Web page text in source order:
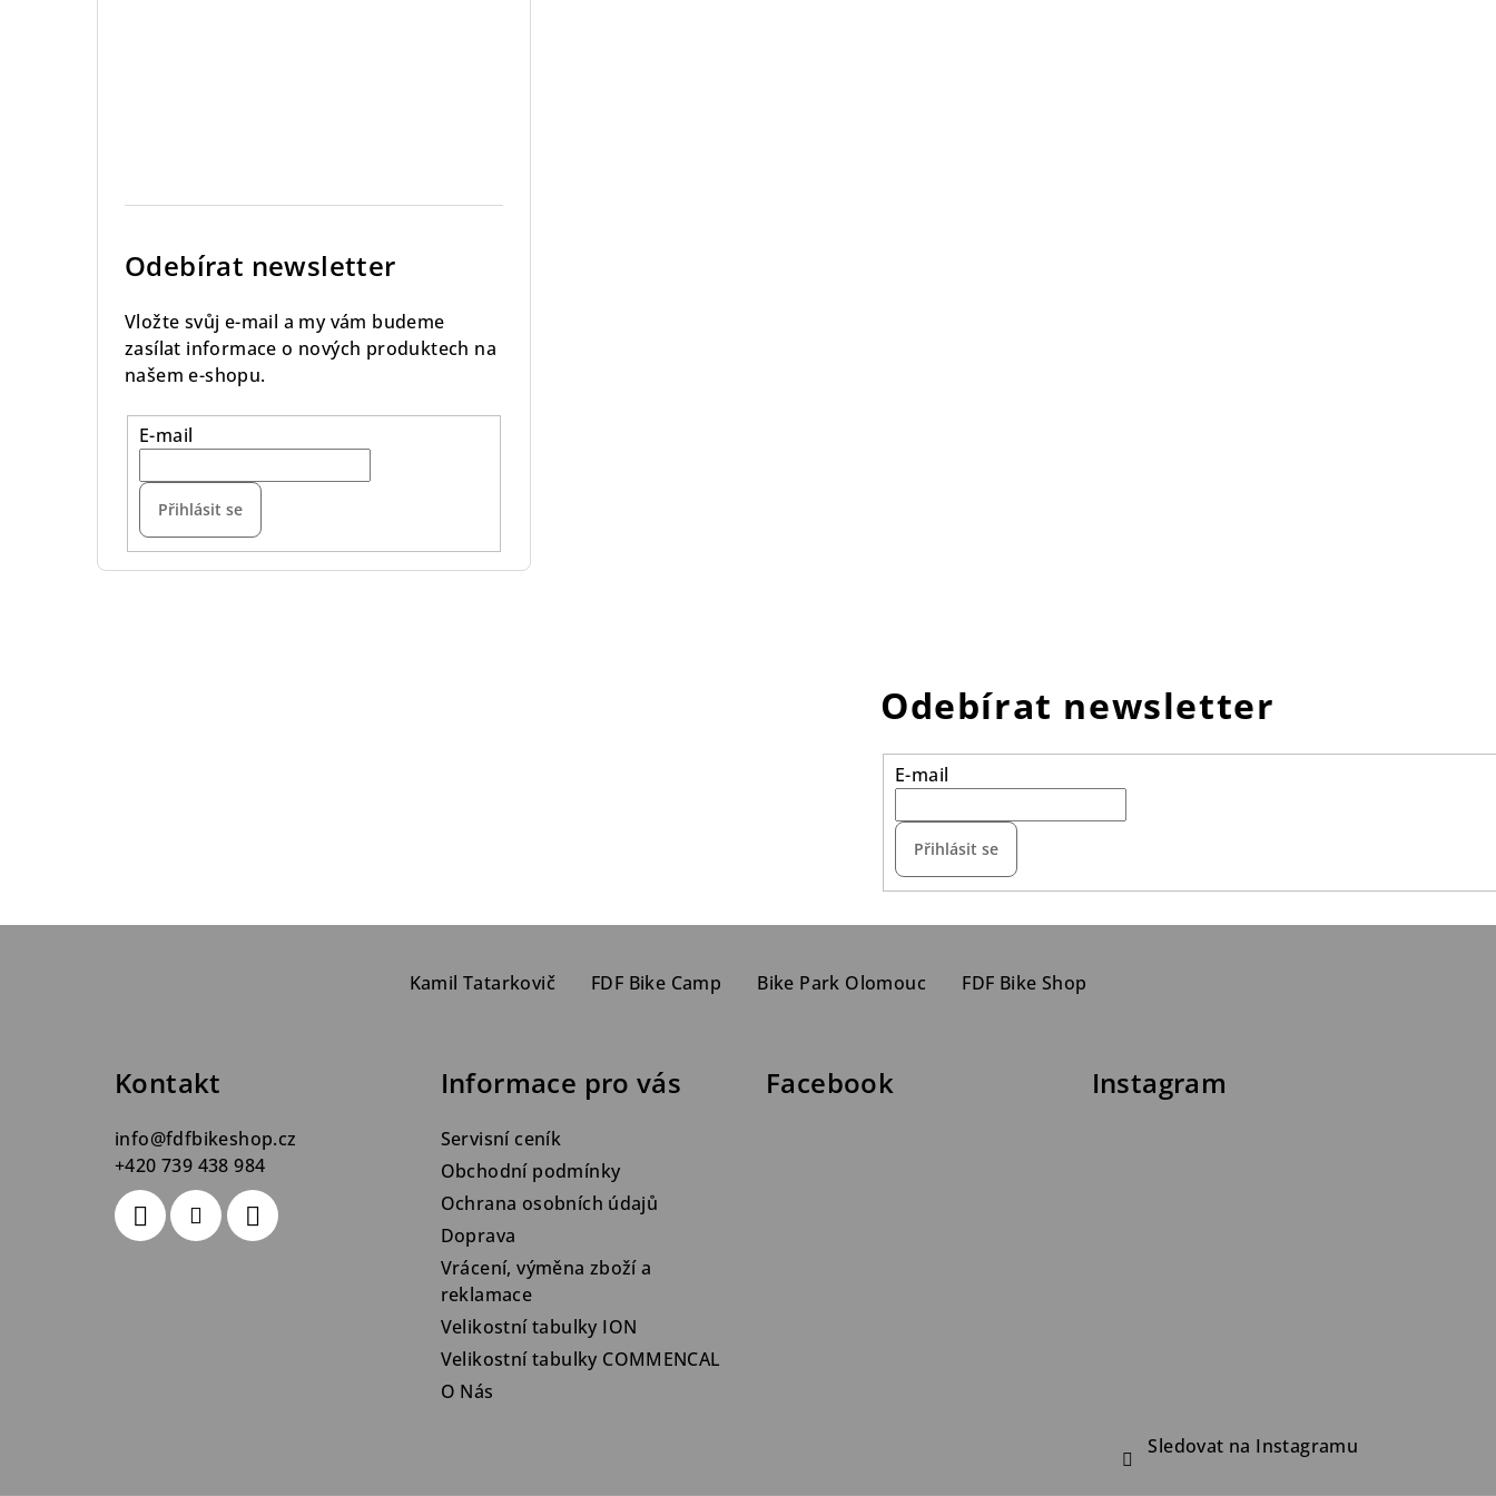
Odebírat newsletter
Vložte svůj e-mail a my vám budeme
zasílat informace o nových produktech na
našem e-shopu.
E-mail
Přihlásit se
Odebírat newsletter
E-mail
Přihlásit se
Kamil Tatarkovič FDF Bike Camp Bike Park Olomouc FDF Bike Shop
Kontakt
info@fdfbikeshop.cz
+420 739 438 984
Informace pro vás
Servisní ceník
Obchodní podmínky
Ochrana osobních údajů
Doprava
Vrácení, výměna zboží a
reklamace
Velikostní tabulky ION
Velikostní tabulky COMMENCAL
O Nás
Facebook Instagram
Sledovat na Instagramu